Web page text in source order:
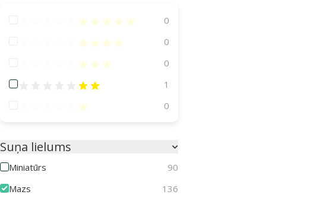
Atsauksmes 100%
0
Atsauksmes 80%
0
Atsauksmes 60%
0
Atsauksmes 40%
1
Atsauksmes 20%
0
Suņa lielums
Miniatūrs
90
Mazs
136